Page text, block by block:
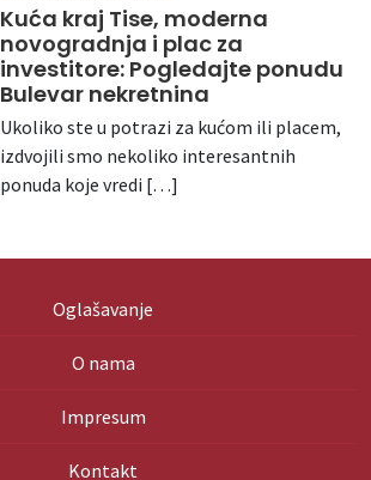
Kuća kraj Tise, moderna
novogradnja i plac za
investitore: Pogledajte ponudu
Bulevar nekretnina
Ukoliko ste u potrazi za kućom ili placem,
izdvojili smo nekoliko interesantnih
ponuda koje vredi […]
Oglašavanje
O nama
Impresum
Kontakt